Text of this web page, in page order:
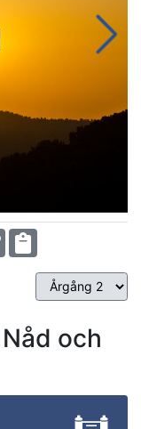
Copy
Link
Nåd och